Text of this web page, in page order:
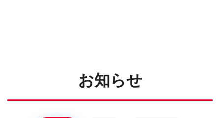
お知らせ